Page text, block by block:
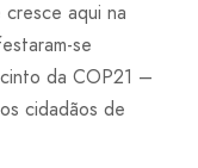
aqui na
se
da COP21 –
cidadãos de